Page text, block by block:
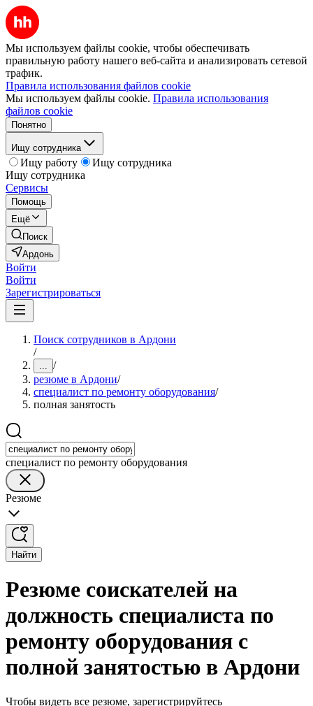
Мы используем файлы cookie, чтобы обеспечивать
правильную работу нашего веб-сайта и анализировать сетевой
трафик.
Правила использования файлов cookie
Мы используем файлы cookie. Правила использования
файлов cookie
Понятно
Ищу сотрудника
Ищу работу
Ищу сотрудника
Ищу сотрудника
Сервисы
Помощь
Ещё
Поиск
Ардонь
Войти
Войти
Зарегистрироваться
Поиск сотрудников в Ардони
/
... /
резюме в Ардони/
специалист по ремонту оборудования/
полная занятость
специалист по ремонту оборудования
Резюме
Найти
Резюме соискателей на
должность специалиста по
ремонту оборудования с
полной занятостью в Ардони
Чтобы видеть все резюме, зарегистрируйтесь